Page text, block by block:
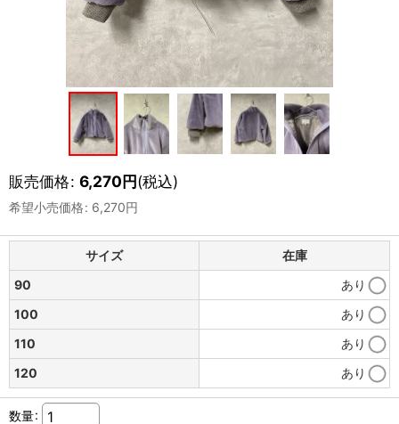
販売価格: 6,270円(税込)
希望小売価格: 6,270円
サイズ
在庫
90
あり
100
あり
110
あり
120
あり
数量: